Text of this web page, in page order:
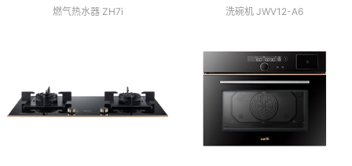
燃气热水器 ZH7i 洗碗机 JWV12-A6